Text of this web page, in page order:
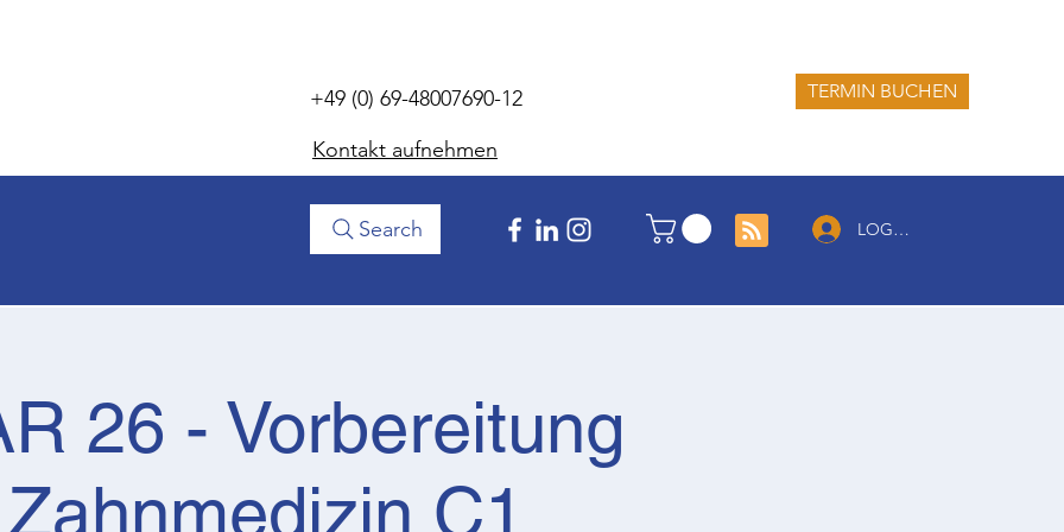
+49 (0) 69-48007690-12 TERMIN BUCHEN
Kontakt aufnehmen
Search LOG IN
26 - Vorbereitung
Zahnmedizin C1